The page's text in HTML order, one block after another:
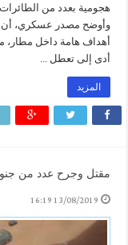
هجومية بعدد من
أهداف هامة داخل مطار،
أدى إلى تعطل ...
المزيد
مقتل وجرح عدد من
13/08/2019 16:19